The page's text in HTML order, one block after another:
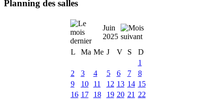
Planning des salles
Juin
2025
L
Ma Me J V S
D
1
2
3 4 5 6 7
8
9
10 11 12 13 14 15
16 17 18 19 20 21 22